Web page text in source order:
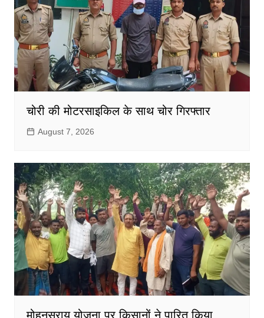
चोरी की मोटरसाइकिल के साथ चोर गिरफ्तार
August 7, 2026
मोहनसराय योजना पर किसानों ने पारित किया